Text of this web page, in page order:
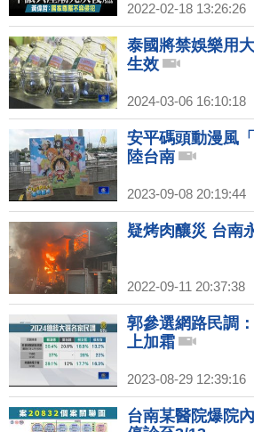
2022-02-18 13:26:26
泰國將禁娛樂用
生效
2024-03-06 16:10:18
安平碼頭動漫風
陸台南
2023-09-08 20:19:44
疑烤肉釀災 台南
2022-09-11 20:37:38
郭參選網路民調
上加霜
2023-08-29 12:39:16
台南某醫院爆院